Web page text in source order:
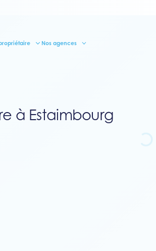
Nos agences
à Estaimbourg